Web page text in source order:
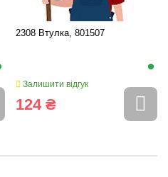
2308 Втулка, 801507
Залишити відгук
124 ₴